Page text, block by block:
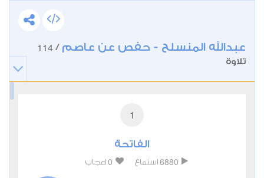
عبدالله المنسلح - حفص عن عاصم /
114
تلاوة
1
الفاتحة
6880 استماع 0 اعجاب